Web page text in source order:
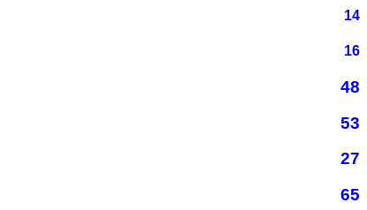
14
16
48
53
27
65